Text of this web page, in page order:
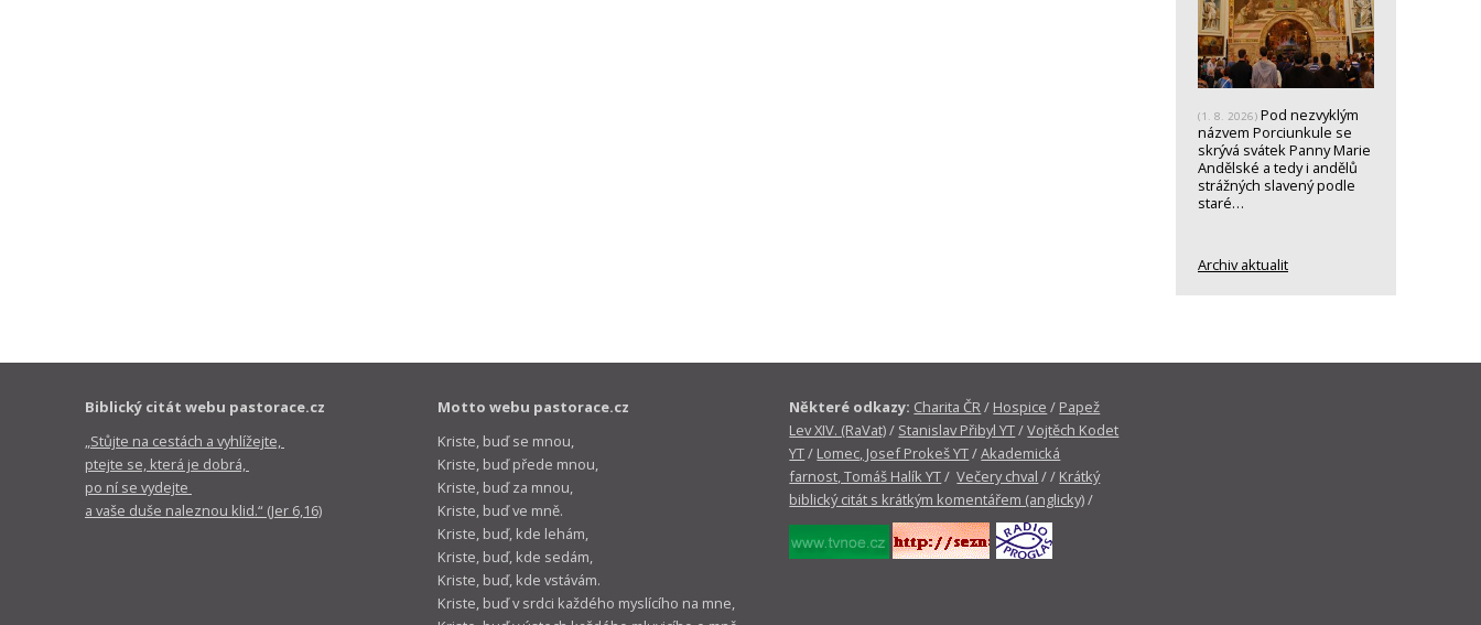
(1. 8. 2026) Pod nezvyklým
názvem Porciunkule se
skrývá svátek Panny Marie
Andělské a tedy i andělů
strážných slavený podle
staré…
Archiv aktualit
Biblický citát webu pastorace.cz
„Stůjte na cestách a vyhlížejte,
ptejte se, která je dobrá,
po ní se vydejte
a vaše duše naleznou klid.“ (Jer 6,16)
Motto webu pastorace.cz
Kriste, buď se mnou,
Kriste, buď přede mnou,
Kriste, buď za mnou,
Kriste, buď ve mně.
Kriste, buď, kde lehám,
Kriste, buď, kde sedám,
Kriste, buď, kde vstávám.
Kriste, buď v srdci každého myslícího na mne,
Některé odkazy: Charita ČR/ Hospice / Papež
Lev XIV. (RaVat)/ Stanislav Přibyl YT/Vojtěch Kodet
YT/ Lomec, Josef Prokeš YT/Akademická
farnost, Tomáš Halík YT/Večery chval / / Krátký
biblický citát s krátkým komentářem (anglicky)/